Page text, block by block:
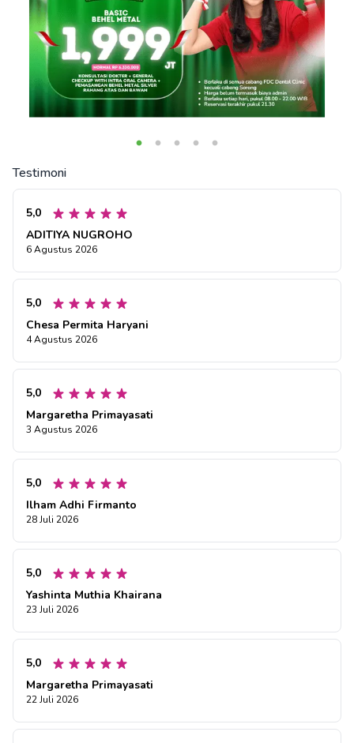
Testimoni
5,0
ADITIYA NUGROHO
6 Agustus 2026
5,0
Chesa Permita Haryani
4 Agustus 2026
5,0
Margaretha Primayasati
3 Agustus 2026
5,0
Ilham Adhi Firmanto
28 Juli 2026
5,0
Yashinta Muthia Khairana
23 Juli 2026
5,0
Margaretha Primayasati
22 Juli 2026